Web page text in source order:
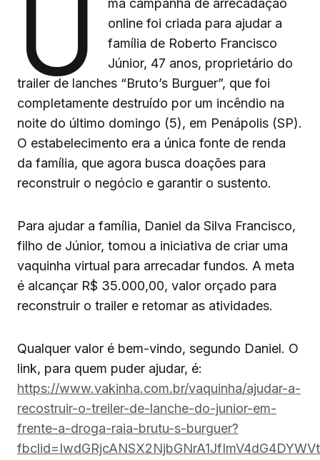
U
ma campanha de arrecadação
online foi criada para ajudar a
família de Roberto Francisco
Júnior, 47 anos, proprietário do
trailer de lanches “Bruto’s Burguer”, que foi
completamente destruído por um incêndio na
noite do último domingo (5), em Penápolis (SP).
O estabelecimento era a única fonte de renda
da família, que agora busca doações para
reconstruir o negócio e garantir o sustento.
Para ajudar a família, Daniel da Silva Francisco,
filho de Júnior, tomou a iniciativa de criar uma
vaquinha virtual para arrecadar fundos. A meta
é alcançar R$ 35.000,00, valor orçado para
reconstruir o trailer e retomar as atividades.
Qualquer valor é bem-vindo, segundo Daniel. O
link, para quem puder ajudar, é:
https://www.vakinha.com.br/vaquinha/ajudar-a-
recostruir-o-treiler-de-lanche-do-junior-em-
frente-a-droga-raia-brutu-s-burguer?